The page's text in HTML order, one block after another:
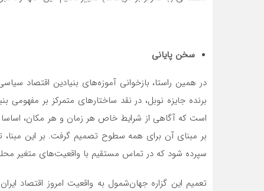
سخن پایانی
در همین راستا، بازخوانی آموزه‌های بنیادین اقتصاد
برنده جایزه نوبل، در نقد ساختارهای متمرکز بر مفهومی
است که آگاهی از شرایط خاص هر زمان و هر مکان،
بر مبنای آن برای همه سطوح تصمیم گرفت. بر این مبنا،
سپرده شود که در تماس مستقیم با واقعیت‌های متغیر محلی
تعمیم این گزاره جهان‌شمول به واقعیت امروز اقتصاد